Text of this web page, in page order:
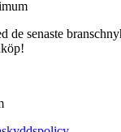
de senaste